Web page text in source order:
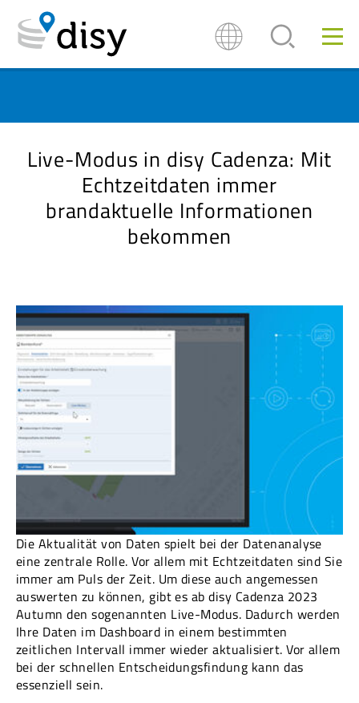
Live-Modus in disy Cadenza: Mit
Echtzeitdaten immer
brandaktuelle Informationen
bekommen
Die Aktualität von Daten spielt bei der Datenanalyse
eine zentrale Rolle. Vor allem mit Echtzeitdaten sind Sie
immer am Puls der Zeit. Um diese auch angemessen
auswerten zu können, gibt es ab disy Cadenza 2023
Autumn den sogenannten Live-Modus. Dadurch werden
Ihre Daten im Dashboard in einem bestimmten
zeitlichen Intervall immer wieder aktualisiert. Vor allem
bei der schnellen Entscheidungsfindung kann das
essenziell sein.